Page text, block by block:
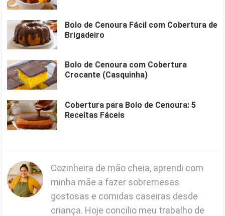
Bolo de Cenoura Fácil com Cobertura de
Brigadeiro
Bolo de Cenoura com Cobertura
Crocante (Casquinha)
Cobertura para Bolo de Cenoura: 5
Receitas Fáceis
Cozinheira de mão cheia, aprendi com
minha mãe a fazer sobremesas
gostosas e comidas caseiras desde
criança. Hoje concilio meu trabalho de